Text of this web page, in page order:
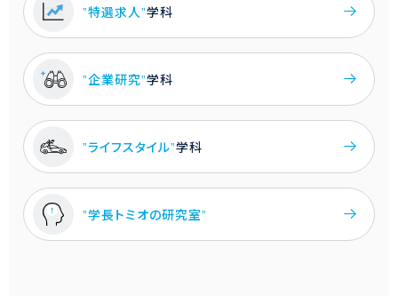
"特選求人"学科
"企業研究"学科
"ライフスタイル"学科
"学長トミオの研究室"